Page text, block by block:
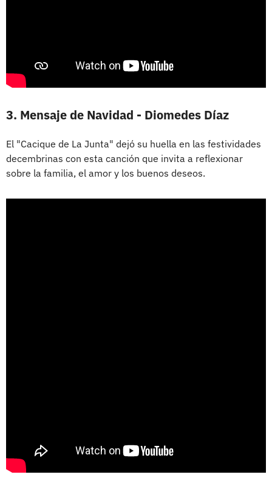
3. Mensaje de Navidad - Diomedes Díaz
El "Cacique de La Junta" dejó su huella en las festividades
decembrinas con esta canción que invita a reflexionar
sobre la familia, el amor y los buenos deseos.